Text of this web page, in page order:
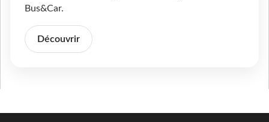
Bus&Car.
Découvrir